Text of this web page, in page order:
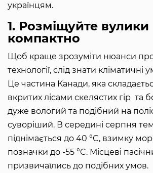
українцям.
1. Розміщуйте вулики
компактно
Щоб краще зрозуміти нюанси
технології, слід знати
Це частина Канади, яка
вкритих лісами скелястих гір та
дуже вологий та подібний на
суворіший. В середині серпня
піднімається до 40 °C, взимку
позначки до -55 °C. Місцеві
призвичаїлись до подібних умов.